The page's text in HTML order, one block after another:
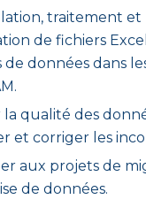
traitement et
de fichiers
de données dans
la qualité des
et corriger les
aux projets de
de données.